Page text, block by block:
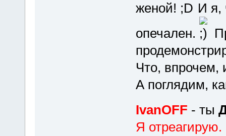
женой!
И я,
опечален.
Что, впрочем,
А поглядим,
IvanOFF - ты
Я